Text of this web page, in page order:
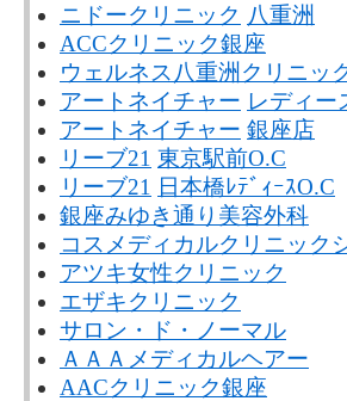
ニドークリニック 八重洲
ACCクリニック銀座
ウェルネス八重洲クリニッ
アートネイチャー レディー
アートネイチャー 銀座店
リーブ21 東京駅前O.C
リーブ21 日本橋ﾚﾃﾞｨｰｽO.C
銀座みゆき通り美容外科
コスメディカルクリニック
アツキ女性クリニック
エザキクリニック
サロン・ド・ノーマル
ＡＡＡメディカルヘアー
AACクリニック銀座